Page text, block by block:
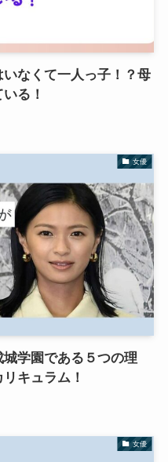
いなくて一人っ子！？母
る！
女優
学園である５つの理
キュラム！
女優